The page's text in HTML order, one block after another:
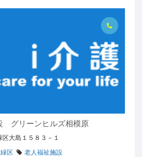
グリーンヒルズ相模原
大島１５８３－１
区
老人福祉施設